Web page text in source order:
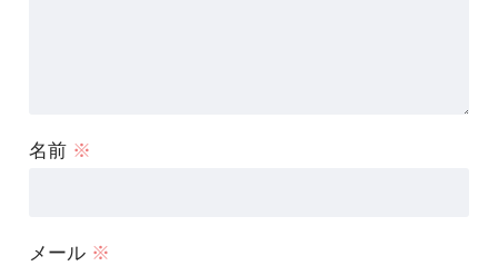
名前 ※
メール ※